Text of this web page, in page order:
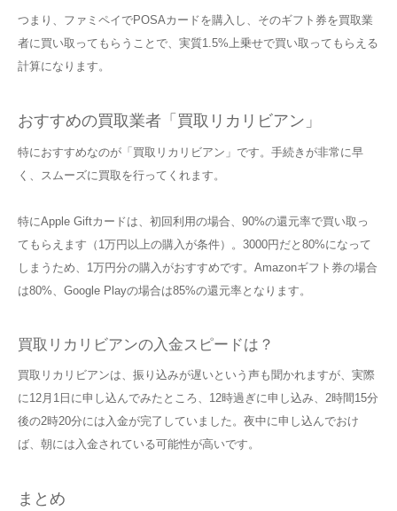
つまり、ファミペイでPOSAカードを購入し、そのギフト券を買取業
者に買い取ってもらうことで、実質1.5%上乗せで買い取ってもらえる
計算になります。
おすすめの買取業者「買取リカリビアン」
特におすすめなのが「買取リカリビアン」です。手続きが非常に早
く、スムーズに買取を行ってくれます。
特にApple Giftカードは、初回利用の場合、90%の還元率で買い取っ
てもらえます（1万円以上の購入が条件）。3000円だと80%になって
しまうため、1万円分の購入がおすすめです。Amazonギフト券の場合
は80%、Google Playの場合は85%の還元率となります。
買取リカリビアンの入金スピードは？
買取リカリビアンは、振り込みが遅いという声も聞かれますが、実際
に12月1日に申し込んでみたところ、12時過ぎに申し込み、2時間15分
後の2時20分には入金が完了していました。夜中に申し込んでおけ
ば、朝には入金されている可能性が高いです。
まとめ